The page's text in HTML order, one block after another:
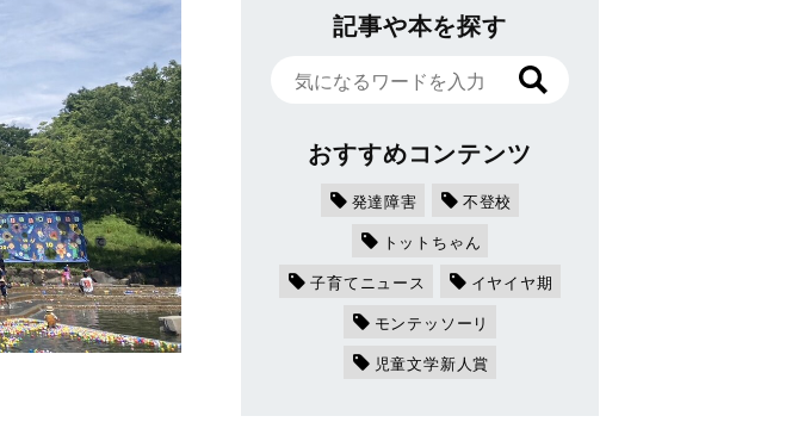
記事や本を探す
おすすめコンテンツ
発達障害
不登校
トットちゃん
子育てニュース
イヤイヤ期
モンテッソーリ
児童文学新人賞